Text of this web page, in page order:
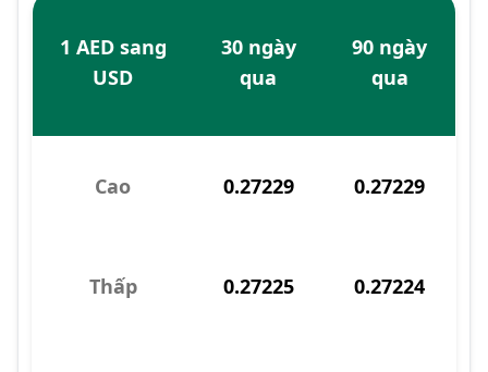
1 AED sang
USD
30 ngày
qua
90 ngày
qua
Cao 0.27229 0.27229
Thấp 0.27225 0.27224